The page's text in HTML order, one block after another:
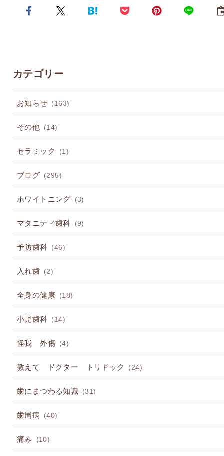
カテゴリー
お知らせ (163)
その他 (14)
セラミック (1)
ブログ (295)
ホワイトニング (3)
マタニティ歯科 (9)
予防歯科 (46)
入れ歯 (2)
全身の健康 (18)
小児歯科 (14)
怪我 外傷 (4)
教えて ドクター トリドック (24)
歯にまつわる知識 (31)
歯周病 (40)
痛み (10)